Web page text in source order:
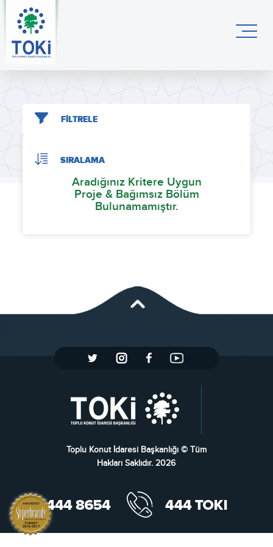
FİLTRELE
SIRALAMA
Aradığınız Kritere Uygun
Proje & Bağımsız Bölüm
Bulunamamıştır.
Toplu Konut İdaresi Başkanlığı © Tüm
Hakları Saklıdır. 2026